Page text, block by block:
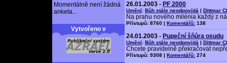
Momentálně není žádná
anketa...
Vytvořeno v
26.01.2003 - PF 2000
Umění: Bůh stále neodpovídá | Dittmar
Na prahu nového milénia každý z
Přístupů: 8760 | Komentářů: 138
24.01.2003 - Pupeční šňůra osudu
Umění: Bůh stále neodpovídá | Dittmar
Chcete pravidelně překračovat
Přístupů: 9308 | Komentářů: 274